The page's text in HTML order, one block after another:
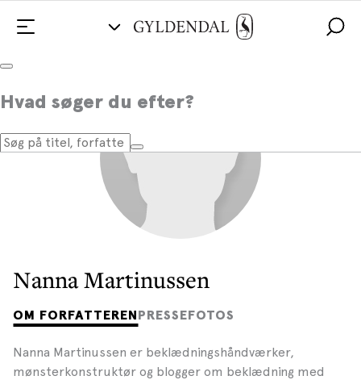
Hvad søger du efter?
Nanna Martinussen
OM FORFATTERENPRESSEFOTOS
Nanna Martinussen er beklædningshåndværker,
mønsterkonstruktør og blogger om beklædning med